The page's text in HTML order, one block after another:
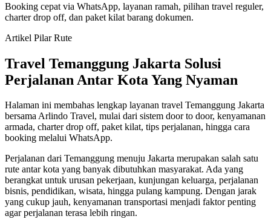
Booking cepat via WhatsApp, layanan ramah, pilihan travel reguler,
charter drop off, dan paket kilat barang dokumen.
Artikel Pilar Rute
Travel Temanggung Jakarta Solusi
Perjalanan Antar Kota Yang Nyaman
Halaman ini membahas lengkap layanan travel Temanggung Jakarta
bersama Arlindo Travel, mulai dari sistem door to door, kenyamanan
armada, charter drop off, paket kilat, tips perjalanan, hingga cara
booking melalui WhatsApp.
Perjalanan dari Temanggung menuju Jakarta merupakan salah satu
rute antar kota yang banyak dibutuhkan masyarakat. Ada yang
berangkat untuk urusan pekerjaan, kunjungan keluarga, perjalanan
bisnis, pendidikan, wisata, hingga pulang kampung. Dengan jarak
yang cukup jauh, kenyamanan transportasi menjadi faktor penting
agar perjalanan terasa lebih ringan.